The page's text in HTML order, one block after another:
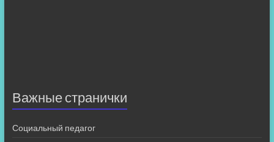
Важные странички
Социальный педагог